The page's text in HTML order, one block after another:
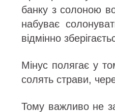
банку з солоною
набуває
відмінно
Мінус полягає у
солять страви,
Тому важливо не